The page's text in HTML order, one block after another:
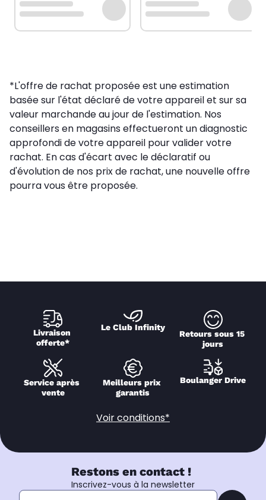
*L'offre de rachat proposée est une estimation
basée sur l'état déclaré de votre appareil et sur sa
valeur marchande au jour de l'estimation. Nos
conseillers en magasins effectueront un diagnostic
approfondi de votre appareil pour valider votre
rachat. En cas d'écart avec le déclaratif ou
d'évolution de nos prix de rachat, une nouvelle offre
pourra vous être proposée.
Livraison
offerte*
Le Club Infinity
Retours sous 15
jours
Service après
vente
Meilleurs prix
garantis
Boulanger Drive
Voir conditions*
Restons en contact !
Inscrivez-vous à la newsletter